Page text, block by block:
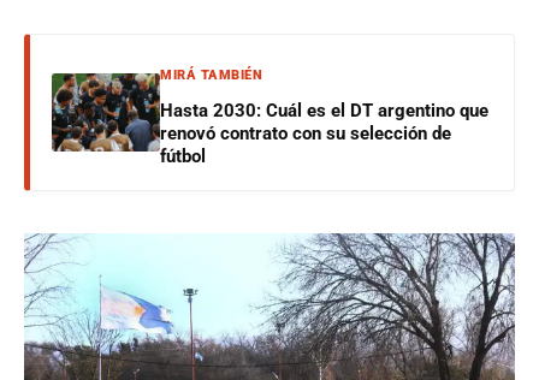
MIRÁ TAMBIÉN
Hasta 2030: Cuál es el DT argentino que
renovó contrato con su selección de
fútbol